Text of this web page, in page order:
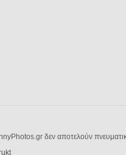
δεν αποτελούν